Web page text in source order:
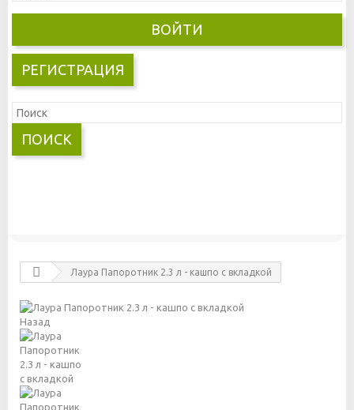
ВОЙТИ
РЕГИСТРАЦИЯ
ПОИСК
Лаура Папоротник 2.3 л - кашпо с вкладкой
Назад